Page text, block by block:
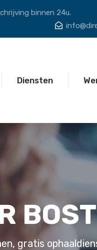
binnen 24u.
Diensten
BOST
gratis